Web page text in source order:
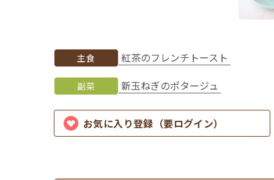
主食 紅茶のフレンチトースト
副菜 新玉ねぎのポタージュ
お気に入り登録（要ログイン）